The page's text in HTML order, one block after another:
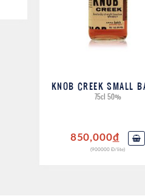
KNOB CREEK SMALL
75cl 50%
850,000đ
(900000 Đ/lite)